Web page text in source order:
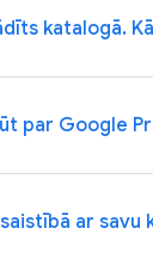
katalogā.
par Google
ar savu